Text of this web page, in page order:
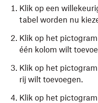
Klik op een
tabel worden nu
Klik op het pictogram
één kolom wilt
Klik op het pictogram
rij wilt toevoegen.
Klik op het pictogram